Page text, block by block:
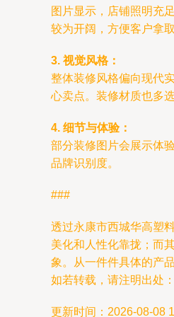
图片显示，店铺照明充
较为开阔，方便客户拿
3. 视觉风格：
整体装修风格偏向现代
心卖点。装修材质也多
4. 细节与体验：
部分装修图片会展示体
品牌识别度。
###
透过永康市西城华高塑
美化和人性化靠拢；而
象。从一件件具体的产
如若转载，请注明出处
更新时间：2026-08-08